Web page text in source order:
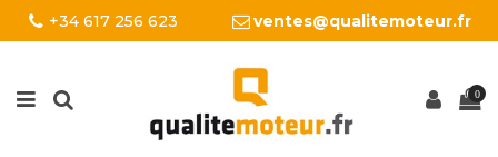
+34 617 256 623 ventes@qualitemoteur.fr
0